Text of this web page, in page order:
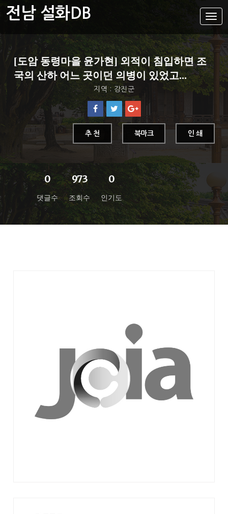
설
화
메
뉴
전남 설화DB
설화DB
통합검색
주제별
지역별
[도암 동령마을 윤가현] 외적이 침입하면 조
국의 산하 어느 곳이던 의병이 있었고...
지역 : 강진군
0
댓글수
973
조회수
0
인기도
추 천 북마크 인 쇄